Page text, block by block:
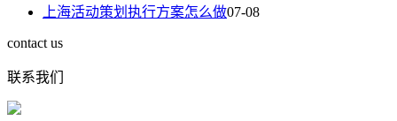
上海活动策划执行方案怎么做07-08
contact us
联系我们